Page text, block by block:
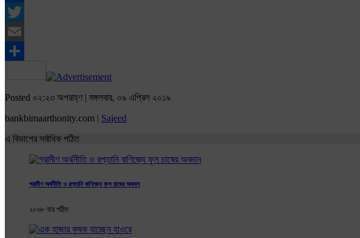
Facebook
Twitter
Email
Share
Posted ০২:২৩ অপরাহ্ণ | মঙ্গলবার, ০৯ এপ্রিল ২০১৯
bankbimaarthonity.com | Sajeed
এ বিভাগের সর্বাধিক পঠিত
গ্রামীণ অর্থনীতি ও রপ্তানি বাণিজ্যে ফুল চাষের অবদান
২০৬৮ বার পঠিত